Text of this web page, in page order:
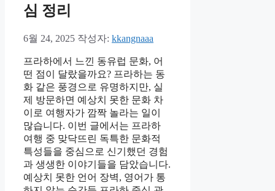
심 정리
6월 24, 2025 작성자: kkangnaaa
프라하에서 느낀 동유럽 문화, 어
떤 점이 달랐을까요? 프라하는 동
화 같은 풍경으로 유명하지만, 실
제 방문하면 예상치 못한 문화 차
이로 여행자가 깜짝 놀라는 일이
많습니다. 이번 글에서는 프라하
여행 중 맞닥뜨린 독특한 문화적
특성들을 중심으로 신기했던 경험
과 생생한 이야기들을 담았습니다.
예상치 못한 언어 장벽, 영어가 통